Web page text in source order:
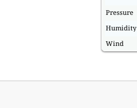
Pressure
Humidity
Wind